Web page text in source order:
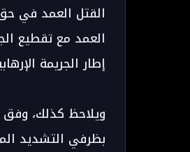
القتل العمد في
العمد مع تقطيع
إطار الجريمة
ويلاحظ كذلك، وفق
بظرفي التشديد